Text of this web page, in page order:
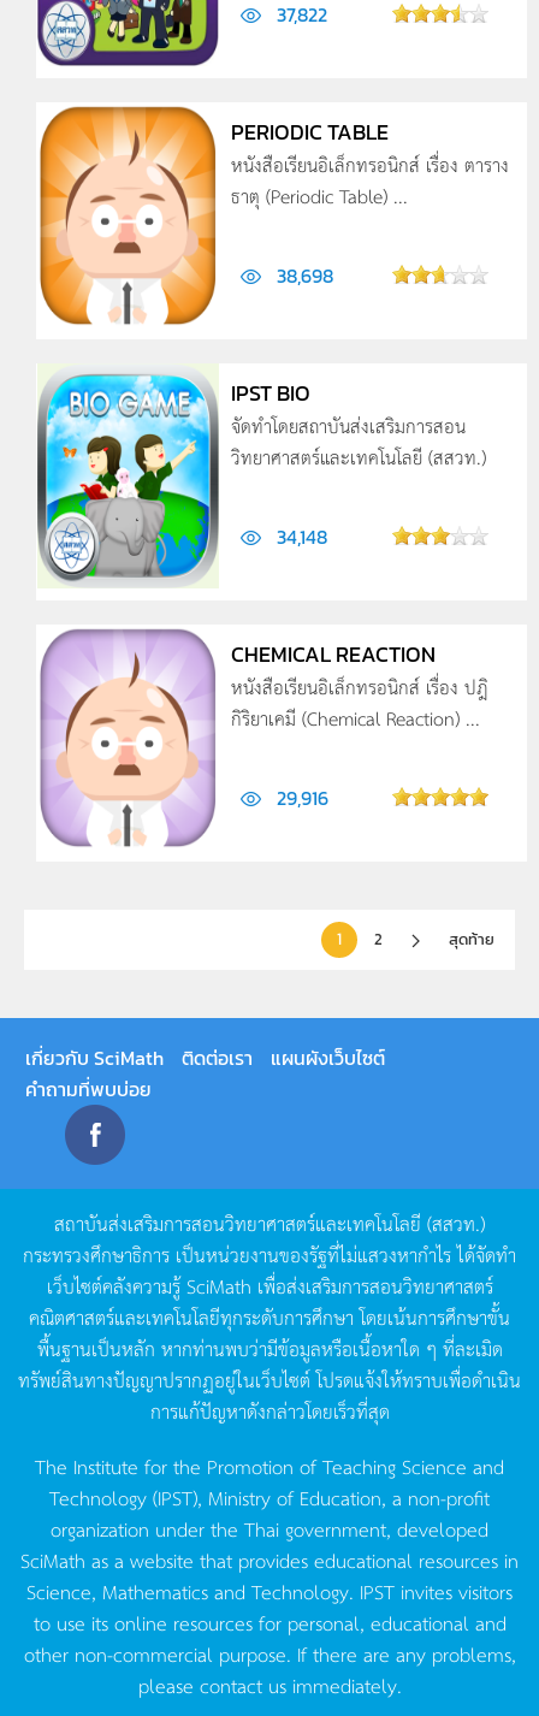
37,822
PERIODIC TABLE
หนังสือเรียนอิเล็กทรอนิกส์ เรื่อง ตาราง
ธาตุ (Periodic Table) ...
38,698
IPST BIO
จัดทำโดยสถาบันส่งเสริมการสอน
วิทยาศาสตร์และเทคโนโลยี (สสวท.)
34,148
CHEMICAL REACTION
หนังสือเรียนอิเล็กทรอนิกส์ เรื่อง ปฎิ
กิริยาเคมี (Chemical Reaction) ...
29,916
1 2 สุดท้าย
เกี่ยวกับ SciMath ติดต่อเรา
แผนผังเว็บไซต์
คำถามที่พบบ่อย
สถาบันส่งเสริมการสอนวิทยาศาสตร์และเทคโนโลยี (สสวท.)
กระทรวงศึกษาธิการ เป็นหน่วยงานของรัฐที่ไม่แสวงหากำไรได้จัดทำ
เว็บไซต์คลังความรู้SciMath เพื่อส่งเสริมการสอนวิทยาศาสตร์
คณิตศาสตร์และเทคโนโลยีทุกระดับการศึกษา โดยเน้นการศึกษาขั้น
พื้นฐานเป็นหลัก หากท่านพบว่ามีข้อมูลหรือเนื้อหาใด ๆ ที่ละเมิด
ทรัพย์สินทางปัญญาปรากฏอยู่ในเว็บไซต์โปรดแจ้งให้ทราบเพื่อดำเนิน
การแก้ปัญหาดังกล่าวโดยเร็วที่สุด
The Institute for the Promotion of Teaching Science and
Technology (IPST), Ministry of Education, a non-profit
organization under the Thai government, developed
SciMath as a website that provides educational resources in
Science, Mathematics and Technology. IPST invites visitors
to use its online resources for personal, educational and
other non-commercial purpose. If there are any problems,
please contact us immediately.